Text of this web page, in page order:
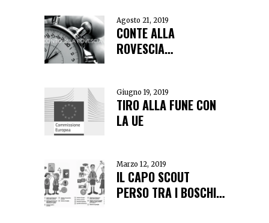
Agosto 21, 2019
CONTE ALLA
ROVESCIA…
Giugno 19, 2019
TIRO ALLA FUNE CON
LA UE
Marzo 12, 2019
IL CAPO SCOUT
PERSO TRA I BOSCHI…